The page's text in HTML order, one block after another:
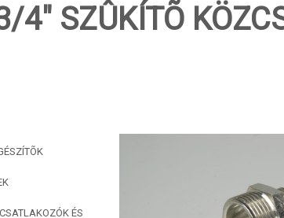
4" SZÛKÍTÕ
ÉS